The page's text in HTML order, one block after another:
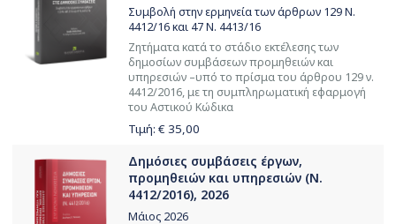
Συμβολή στην ερμηνεία των άρθρων 129 Ν.
4412/16 και 47 Ν. 4413/16
Ζητήματα κατά το στάδιο εκτέλεσης των
δημοσίων συμβάσεων προμηθειών και
υπηρεσιών –υπό το πρίσμα του άρθρου 129 ν.
4412/2016, με τη συμπληρωματική εφαρμογή
του Αστικού Κώδικα
Τιμή: € 35,00
Δημόσιες συμβάσεις έργων,
προμηθειών και υπηρεσιών (Ν.
4412/2016), 2026
Μάιος 2026